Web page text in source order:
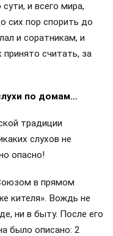
и всего мира,
сих пор спорить до
и соратникам, и
считать, за
по домам…
традиции
слухов не
опасно!
в прямом
кителя». Вождь не
ни в быту. После его
было описано: 2